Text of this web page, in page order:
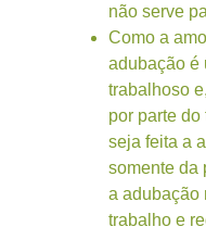
não serve
Como a
adubação é
trabalhoso
por parte
seja feita a
somente da
a adubação
trabalho e